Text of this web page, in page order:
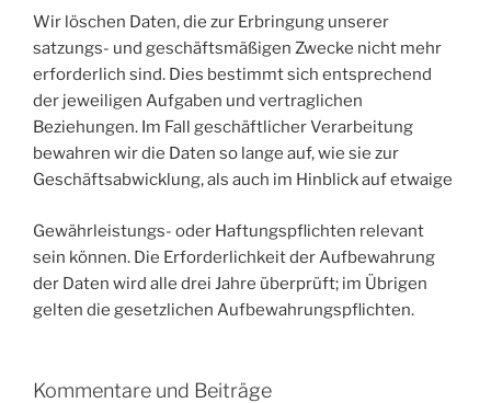
Wir löschen Daten, die zur Erbringung unserer
satzungs- und geschäftsmäßigen Zwecke nicht mehr
erforderlich sind. Dies bestimmt sich entsprechend
der jeweiligen Aufgaben und vertraglichen
Beziehungen. Im Fall geschäftlicher Verarbeitung
bewahren wir die Daten so lange auf, wie sie zur
Geschäftsabwicklung, als auch im Hinblick auf etwaige
Gewährleistungs- oder Haftungspflichten relevant
sein können. Die Erforderlichkeit der Aufbewahrung
der Daten wird alle drei Jahre überprüft; im Übrigen
gelten die gesetzlichen Aufbewahrungspflichten.
Kommentare und Beiträge